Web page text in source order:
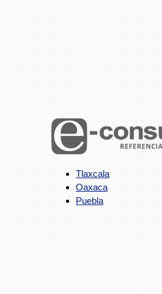
Tlaxcala
Oaxaca
Puebla